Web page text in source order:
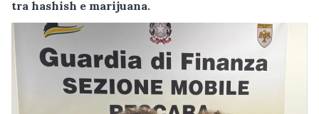
tra hashish e marijuana.